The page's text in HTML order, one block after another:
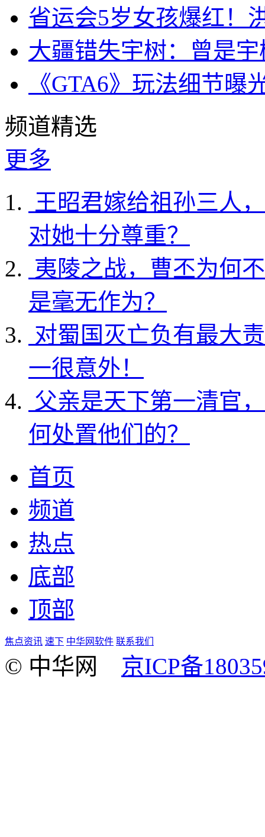
省运会5岁女孩爆红！
大疆错失宇树：曾是
《GTA6》玩法细节
频道精选
更多
王昭君嫁给祖孙三人
对她十分尊重？
夷陵之战，曹丕为何
是毫无作为？
对蜀国灭亡负有最大
一很意外！
父亲是天下第一清官
何处置他们的？
首页
频道
热点
底部
顶部
焦点资讯 速下 中华网软件 联系我们
© 中华网 京ICP备